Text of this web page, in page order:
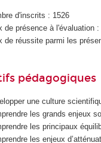
d'inscrits : 1526
de présence à l'évaluation :
de réussite parmi les
pédagogiques
une culture
les grands enjeux
les principaux
les enjeux